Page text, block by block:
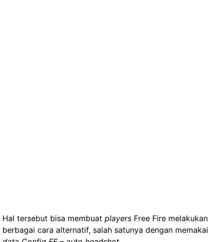
Hal tersebut bisa membuat players Free Fire melakukan
berbagai cara alternatif, salah satunya dengan memakai